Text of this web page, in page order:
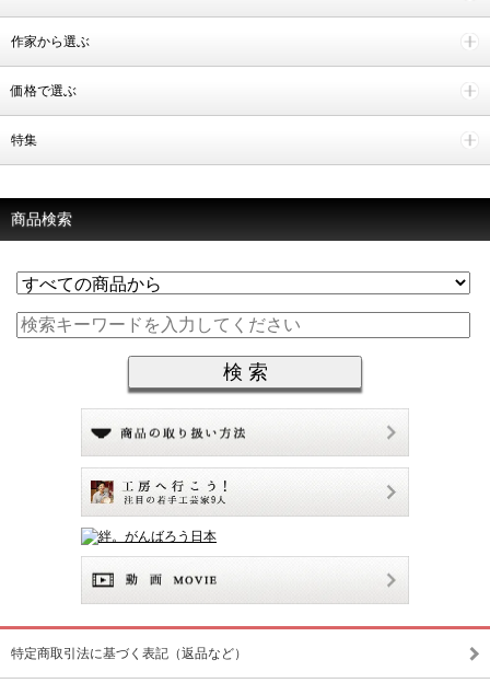
作家から選ぶ
価格で選ぶ
特集
商品検索
特定商取引法に基づく表記（返品など）